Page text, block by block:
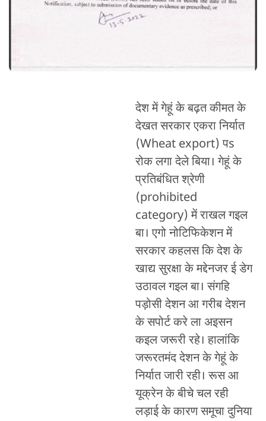
देश में गेहूं के बढ़त कीमत के
देखत सरकार एकरा निर्यात
(Wheat export) पs
रोक लगा देले बिया। गेहूं के
प्रतिबंधित श्रेणी
(prohibited
category) में राखल गइल
बा। एगो नोटिफिकेशन में
सरकार कहलस कि देश के
खाद्य सुरक्षा के मद्देनजर ई डेग
उठावल गइल बा। संगहि
पड़ोसी देशन आ गरीब देशन
के सपोर्ट करे ला अइसन
कइल जरूरी रहे। हालांकि
जरूरतमंद देशन के गेहूं के
निर्यात जारी रही। रूस आ
यूक्रेन के बीचे चल रही
लड़ाई के कारण समूचा दुनिया